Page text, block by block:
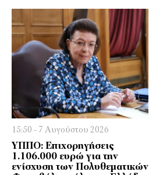
15:50 - 7 Αυγούστου 2026
ΥΠΠΟ: Επιχορηγήσεις
1.106.000 ευρώ για την
ενίσχυση των Πολυθεματικών